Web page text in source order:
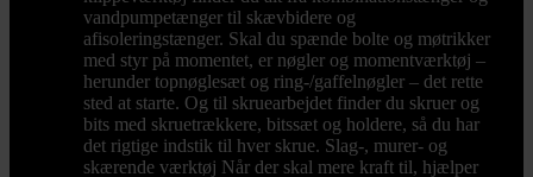
vandpumpetænger til skævbidere og
afisoleringstænger. Skal du spænde bolte og møtrikker
med styr på momentet, er nøgler og momentværktøj –
herunder topnøglesæt og ring-/gaffelnøgler – det rette
sted at starte. Og til skruearbejdet finder du skruer og
bits med skruetrækkere, bitssæt og holdere, så du har
det rigtige indstik til hver skrue. Slag-, murer- og
skærende værktøj Når der skal mere kraft til, hjælper